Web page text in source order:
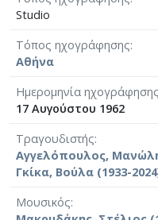
Studio
Τόπος ηχογράφησης
Αθήνα
Ημερομηνία ηχογράφησης
17 Αυγούστου 1962
Τραγουδιστής
Αγγελόπουλος,
Γκίκα, Βούλα (1933-
Μουσικός